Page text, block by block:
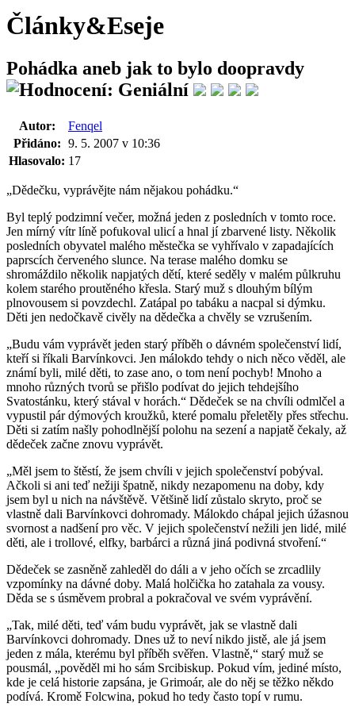
Články&Eseje
Pohádka aneb jak to bylo doopravdy
Autor:
Fenqel
Přidáno: 9. 5. 2007 v 10:36
Hlasovalo: 17
„Dědečku, vyprávějte nám nějakou pohádku.“
Byl teplý podzimní večer, možná jeden z posledních v tomto roce.
Jen mírný vítr líně pofukoval ulicí a hnal jí zbarvené listy. Několik
posledních obyvatel malého městečka se vyhřívalo v zapadajících
paprscích červeného slunce. Na terase malého domku se
shromáždilo několik napjatých dětí, které seděly v malém půlkruhu
kolem starého proutěného křesla. Starý muž s dlouhým bílým
plnovousem si povzdechl. Zatápal po tabáku a nacpal si dýmku.
Děti jen nedočkavě civěly na dědečka a chvěly se vzrušením.
„Budu vám vyprávět jeden starý příběh o dávném společenství lidí,
kteří si říkali Barvínkovci. Jen málokdo tehdy o nich něco věděl, ale
známí byli, milé děti, to zase ano, o tom není pochyb! Mnoho a
mnoho různých tvorů se přišlo podívat do jejich tehdejšího
Svatostánku, který stával v horách.“ Dědeček se na chvíli odmlčel a
vypustil pár dýmových kroužků, které pomalu přeletěly přes střechu.
Děti si zatím našly pohodlnější polohu na sezení a napjatě čekaly, až
dědeček začne znovu vyprávět.
„Měl jsem to štěstí, že jsem chvíli v jejich společenství pobýval.
Ačkoli si ani teď nežiji špatně, nikdy nezapomenu na doby, kdy
jsem byl u nich na návštěvě. Většině lidí zůstalo skryto, proč se
vlastně dali Barvínkovci dohromady. Málokdo chápal jejich úžasnou
svornost a nadšení pro věc. V jejich společenství nežili jen lidé, milé
děti, ale i trollové, elfky, barbárci a různá jiná podivná stvoření.“
Dědeček se zasněně zahleděl do dáli a v jeho očích se zrcadlily
vzpomínky na dávné doby. Malá holčička ho zatahala za vousy.
Děda se s úsměvem probral a pokračoval ve svém vyprávění.
„Tak, milé děti, teď vám budu vyprávět, jak se vlastně dali
Barvínkovci dohromady. Dnes už to neví nikdo jistě, ale já jsem
jeden z mála, kterému byl příběh svěřen. Vlastně,“ starý muž se
pousmál, „pověděl mi ho sám Srcibiskup. Pokud vím, jediné místo,
kde je celá historie zapsána, je Grimoár, ale do něj se těžko někdo
podívá. Kromě Folcwina, pokud ho tedy často topí v rumu.